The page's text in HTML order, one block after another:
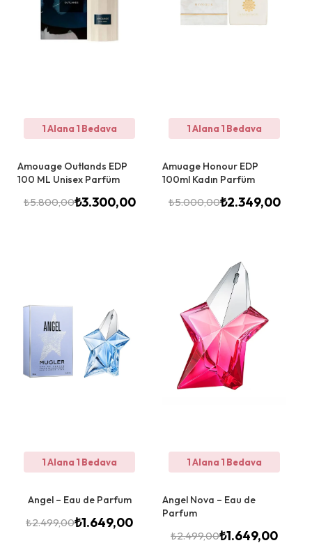
1 Alana 1 Bedava
Amouage Outlands EDP
100 ML Unisex Parfüm
₺5.800,00₺3.300,00
1 Alana 1 Bedava
Amuage Honour EDP
100ml Kadın Parfüm
₺5.000,00₺2.349,00
1 Alana 1 Bedava
Angel – Eau de Parfum
₺2.499,00₺1.649,00
1 Alana 1 Bedava
Angel Nova – Eau de
Parfum
₺2.499,00₺1.649,00